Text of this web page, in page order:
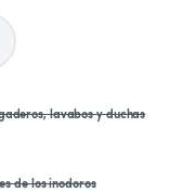
lavabos y duchas
de los inodoros